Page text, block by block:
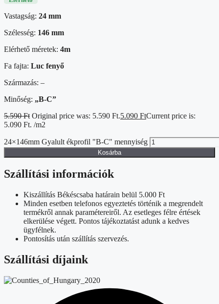
Vastagság: 24 mm
Szélesség: 146 mm
Elérhető méretek: 4m
Fa fajta: Luc fenyő
Származás: –
Minőség: „B-C”
5.590Ft Original price was: 5.590 Ft.5.090 FtCurrent price is:
5.090 Ft. /m2
24×146mm Gyalult ékprofil "B-C" mennyiség
Kosárba
Szállítási információk
Kiszállítás Békéscsaba határain belül 5.000 Ft
Minden esetben telefonos egyeztetés történik a megrendelt
termékről annak paramétereiről. Az esetleges félre értések
elkerülése végett. Pontos tájékoztatást adunk a kedves
ügyfélnek.
Pontosítás után szállítás szervezés.
Szállítási díjaink